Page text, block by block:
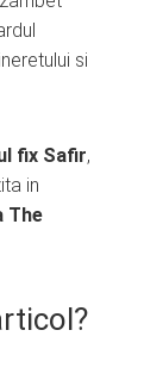
si
fix Safir,
in
The